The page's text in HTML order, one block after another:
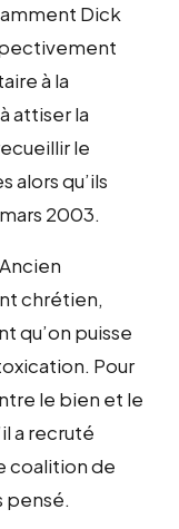
Dick
à la
attiser la
le
alors qu’ils
2003.
chrétien,
qu’on puisse
Pour
le bien et le
a recruté
coalition de
pensé.